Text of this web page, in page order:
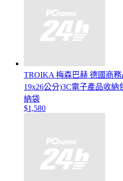
TROIKA 梅森巴赫 德國商
19x26公分)3C電子產品收
納袋
$1,580